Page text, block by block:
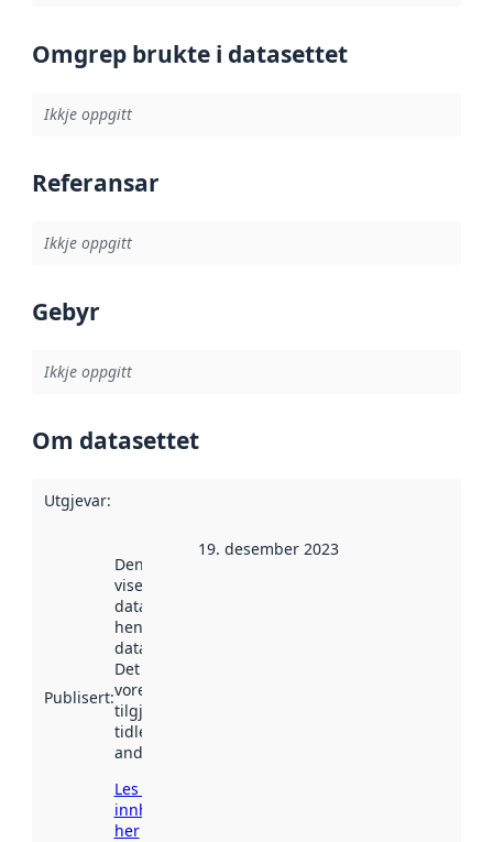
Omgrep brukte i datasettet
Ikkje oppgitt
Referansar
Ikkje oppgitt
Gebyr
Ikkje oppgitt
Om datasettet
Utgjevar:
Publisert:
Denne datoen
viser når
datasettet vart
henta inn av
data.norge.no.
Det kan ha
vore
tilgjengeleg
tidlegare
andre stader.
Les meir om
innhenting
her
19. desember 2023